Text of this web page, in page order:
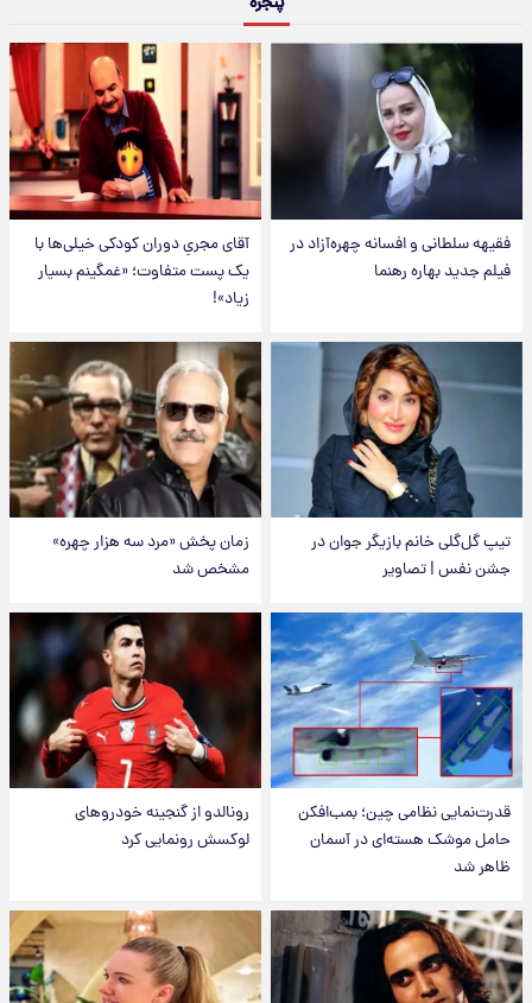
فقیهه سلطانی و افسانه چهره‌آزاد در
فیلم جدید بهاره رهنما
آقای مجریِ دوران کودکی خیلی‌ها با
یک پست متفاوت؛ «غمگینم بسیار
زیاد»!
تیپ گل‌گلی خانم بازیگر جوان در
جشن نفس | تصاویر
زمان پخش «مرد سه هزار چهره»
مشخص شد
قدرت‌نمایی نظامی چین؛ بمب‌افکن
حامل موشک هسته‌ای در آسمان
ظاهر شد
رونالدو از گنجینه خودروهای
لوکسش رونمایی کرد